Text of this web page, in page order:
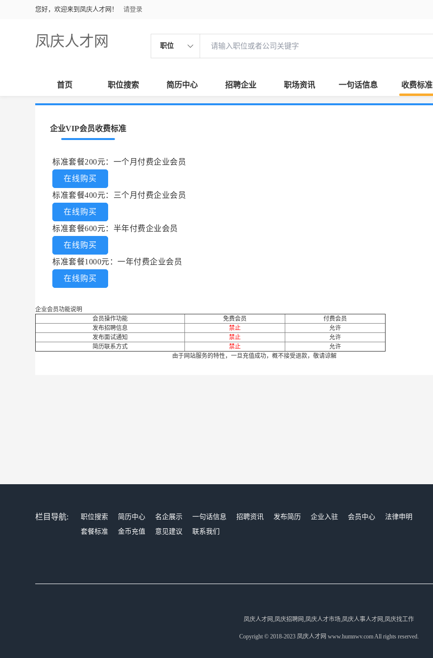
您好，欢迎来到凤庆人才网！ 请登录
凤庆人才网 职位
首页 职位搜索 简历中心 招聘企业 职场资讯 一句话信息 收费标准
企业VIP会员收费标准
标准套餐200元：一个月付费企业会员
在线购买
标准套餐400元：三个月付费企业会员
在线购买
标准套餐600元：半年付费企业会员
在线购买
标准套餐1000元：一年付费企业会员
在线购买
企业会员功能说明
会员操作功能
免费会员
付费会员
发布招聘信息
禁止
允许
发布面试通知
禁止
允许
简历联系方式
禁止
允许
由于网站服务的特性，一旦充值成功，概不接受退款，敬请谅解
栏目导航: 职位搜索 简历中心 名企展示 一句话信息 招聘资讯 发布简历 企业入驻 会员中心
法律申明
套餐标准
金币充值 意见建议 联系我们
凤庆人才网,凤庆招聘网,凤庆人才市场,凤庆人事人才网,凤庆找工作
Copyright © 2018-2023 凤庆人才网 www.humnwv.com All rights reserved.